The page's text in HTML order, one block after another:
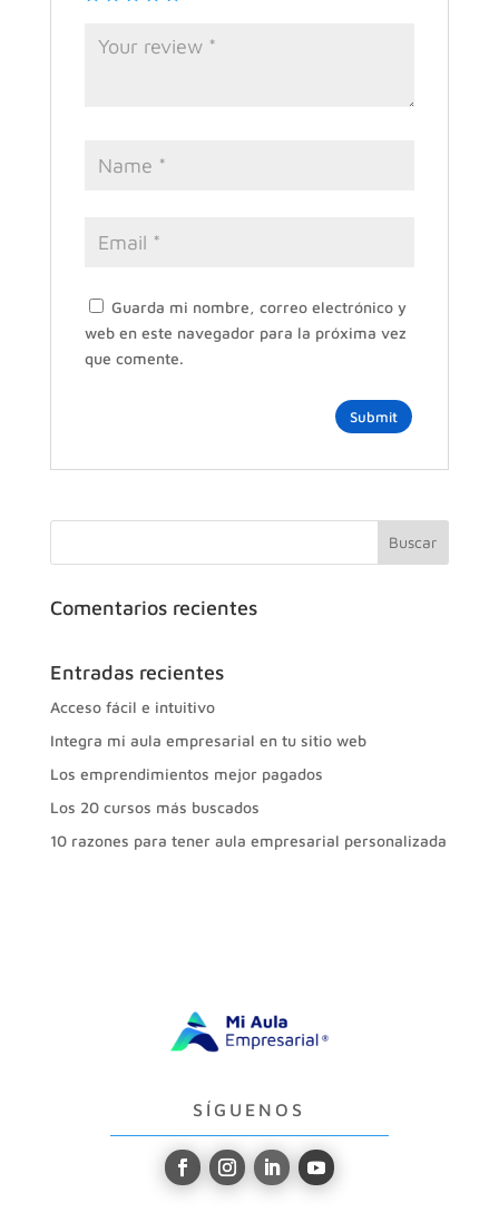
Guarda mi nombre, correo electrónico y
web en este navegador para la próxima vez
que comente.
Comentarios recientes
Entradas recientes
Acceso fácil e intuitivo
Integra mi aula empresarial en tu sitio web
Los emprendimientos mejor pagados
Los 20 cursos más buscados
10 razones para tener aula empresarial personalizada
SÍGUENOS